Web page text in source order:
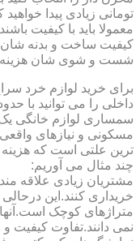
تومانی زیادی پیدا
معمولا باید با کیفیت
کیفیت ساخت و بدنه شان
شست و شوی شان هزینه
برای خرید لوازم خرد
سمساری لوازم خانگی
مسکونی و نیازهای
ترین علتی است که هزینه
چند مثال می آوریم:
مشتریان زیادی علاقه
خریداری کنند.این
متراژهای کوچک است.آنها
نمی دانند.تفاوت کیفیت